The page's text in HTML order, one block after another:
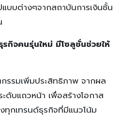
บบต่างๆจากสถาบันการเงินชั้น
กิจคนรุ่นใหม่ มีโซลูชั่นช่วยให้
รรมเพิ่มประสิทธิภาพ จากผล
ดับแถวหน้า เพื่อสร้างโอกาส
ทุกเทรนด์ธุรกิจที่มีแนวโน้ม